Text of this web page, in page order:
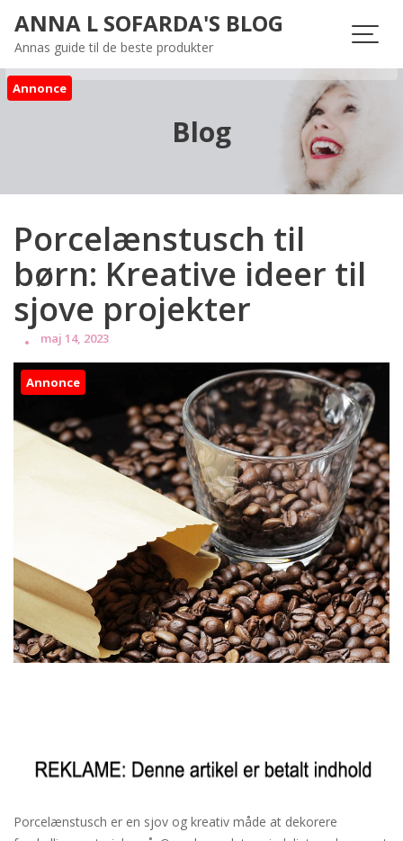
content
ANNA L SOFARDA'S BLOG
Annas guide til de beste produkter
Annonce
Blog
Porcelænstusch til
børn: Kreative ideer til
sjove projekter
maj 14, 2023
Annonce
Porcelænstusch er en sjov og kreativ måde at dekorere